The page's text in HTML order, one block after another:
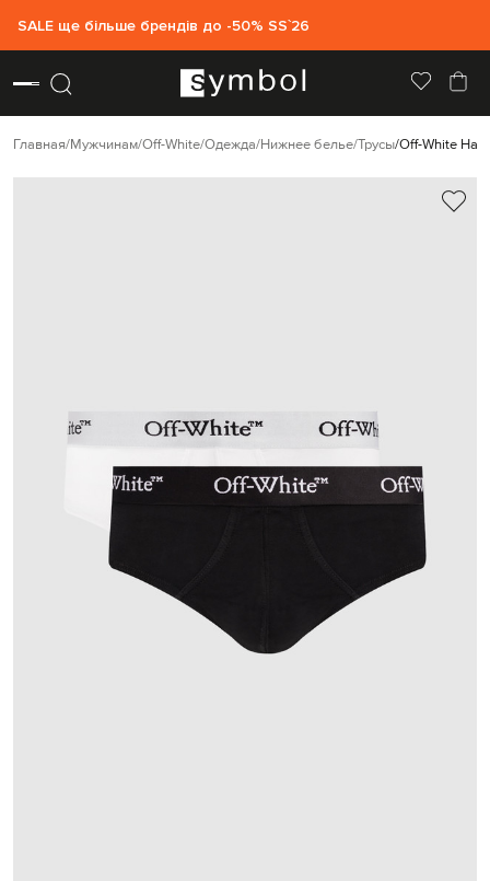
SALE ще більше брендів до -50% SS`26
Главная Мужчинам Off-White Одежда Нижнее белье Трусы Off-White